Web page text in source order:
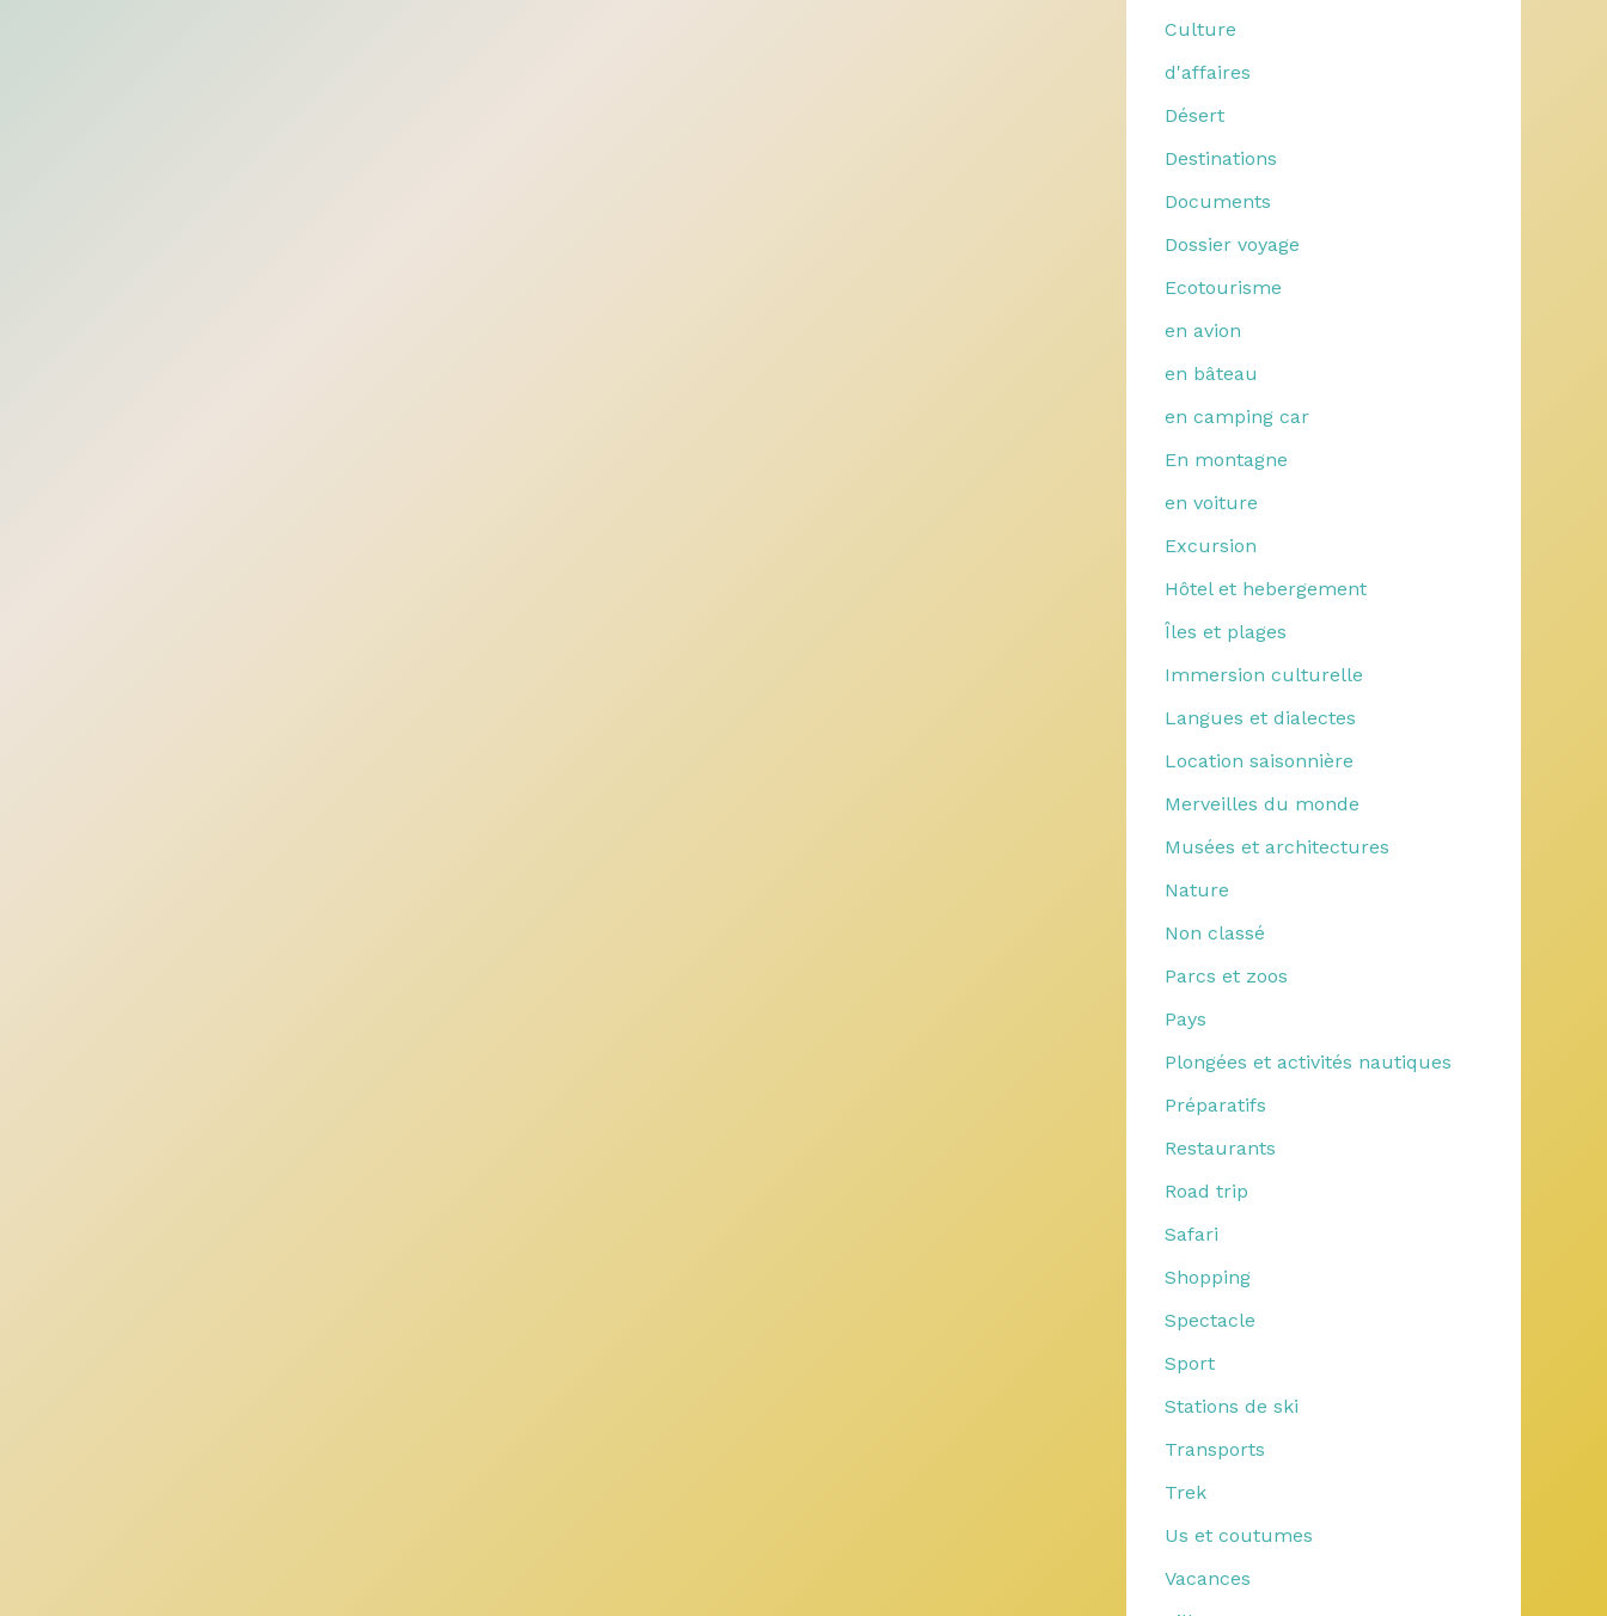
Culture
d'affaires
Désert
Destinations
Documents
Dossier voyage
Ecotourisme
en avion
en bâteau
en camping car
En montagne
en voiture
Excursion
Hôtel et hebergement
Îles et plages
Immersion culturelle
Langues et dialectes
Location saisonnière
Merveilles du monde
Musées et architectures
Nature
Non classé
Parcs et zoos
Pays
Plongées et activités nautiques
Préparatifs
Restaurants
Road trip
Safari
Shopping
Spectacle
Sport
Stations de ski
Transports
Trek
Us et coutumes
Vacances